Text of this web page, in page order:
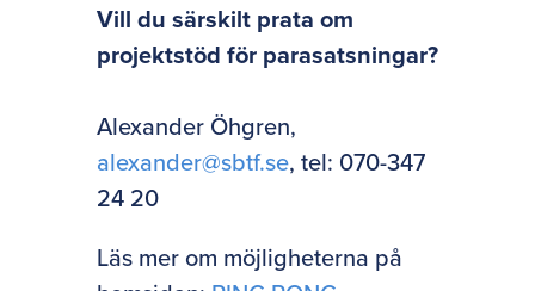
Vill du särskilt prata om
projektstöd för parasatsningar?
Alexander Öhgren,
alexander@sbtf.se, tel: 070-347
24 20
Läs mer om möjligheterna på